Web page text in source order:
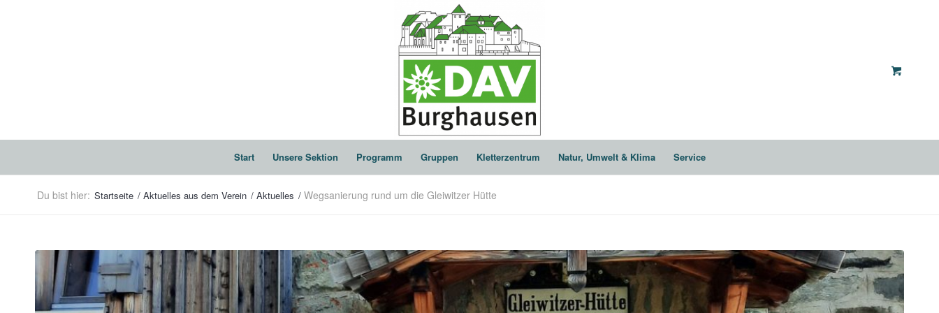
Start Unsere Sektion Programm Gruppen Kletterzentrum Natur, Umwelt & Klima Service
Du bist hier: Startseite / Aktuelles aus dem Verein / Aktuelles / Wegsanierung rund um die Gleiwitzer Hütte